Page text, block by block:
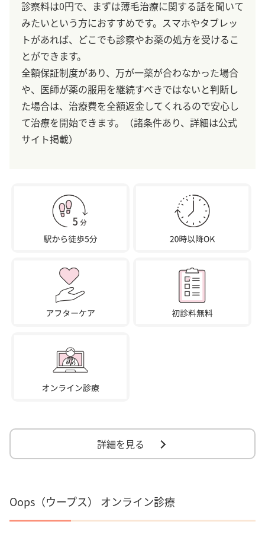
診察料は0円で、まずは薄毛治療に関する話を聞いて
みたいという方におすすめです。スマホやタブレッ
トがあれば、どこでも診察やお薬の処方を受けるこ
とができます。
全額保証制度があり、万が一薬が合わなかった場合
や、医師が薬の服用を継続すべきではないと判断し
た場合は、治療費を全額返金してくれるので安心し
て治療を開始できます。（諸条件あり、詳細は公式
サイト掲載）
詳細を見る
Oops（ウープス） オンライン診療